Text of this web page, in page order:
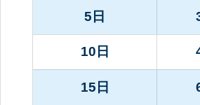
5日
10日
15日